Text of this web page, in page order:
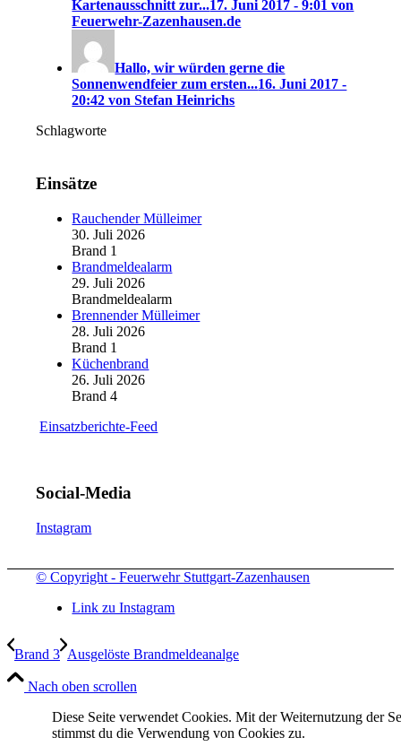
Kartenausschnitt zur...17. Juni 2017 - 9:01 von
Feuerwehr-Zazenhausen.de
Hallo, wir würden gerne die
Sonnenwendfeier zum ersten...16. Juni 2017 -
20:42 von Stefan Heinrichs
Schlagworte
Einsätze
Rauchender Mülleimer
30. Juli 2026
Brand 1
Brandmeldealarm
29. Juli 2026
Brandmeldealarm
Brennender Mülleimer
28. Juli 2026
Brand 1
Küchenbrand
26. Juli 2026
Brand 4
Einsatzberichte-Feed
Social-Media
Instagram
© Copyright - Feuerwehr Stuttgart-Zazenhausen
Link zu Instagram
Brand 3 Ausgelöste Brandmeldeanalge
Nach oben scrollen
Diese Seite verwendet Cookies. Mit der Weiternutzung der
stimmst du die Verwendung von Cookies zu.